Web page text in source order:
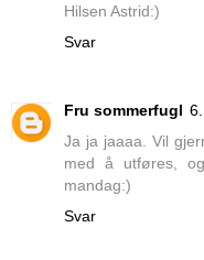
Hilsen Astrid:)
Svar
Fru sommerfugl
Ja ja jaaaa. Vil
med å utføres,
mandag:)
Svar